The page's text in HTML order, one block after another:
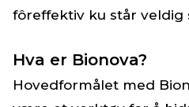
fôreffektiv ku står veldig
Hva er Bionova?
Hovedformålet med